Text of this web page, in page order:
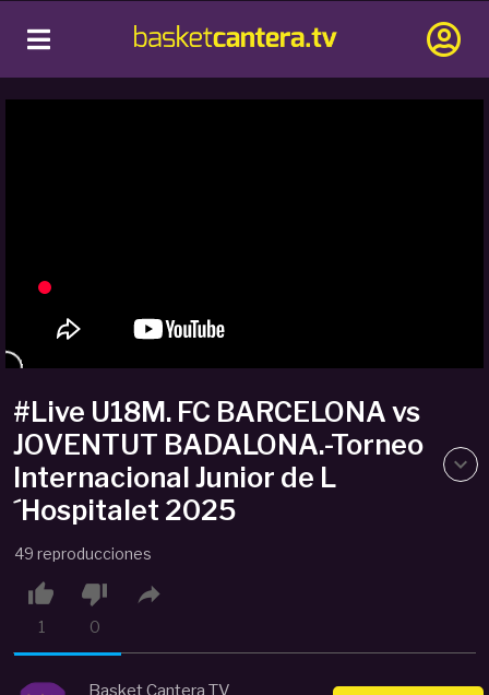
#Live U18M. FC BARCELONA vs
JOVENTUT BADALONA.-Torneo
Internacional Junior de L
´Hospitalet 2025
49 reproducciones

1

0

Basket Cantera TV